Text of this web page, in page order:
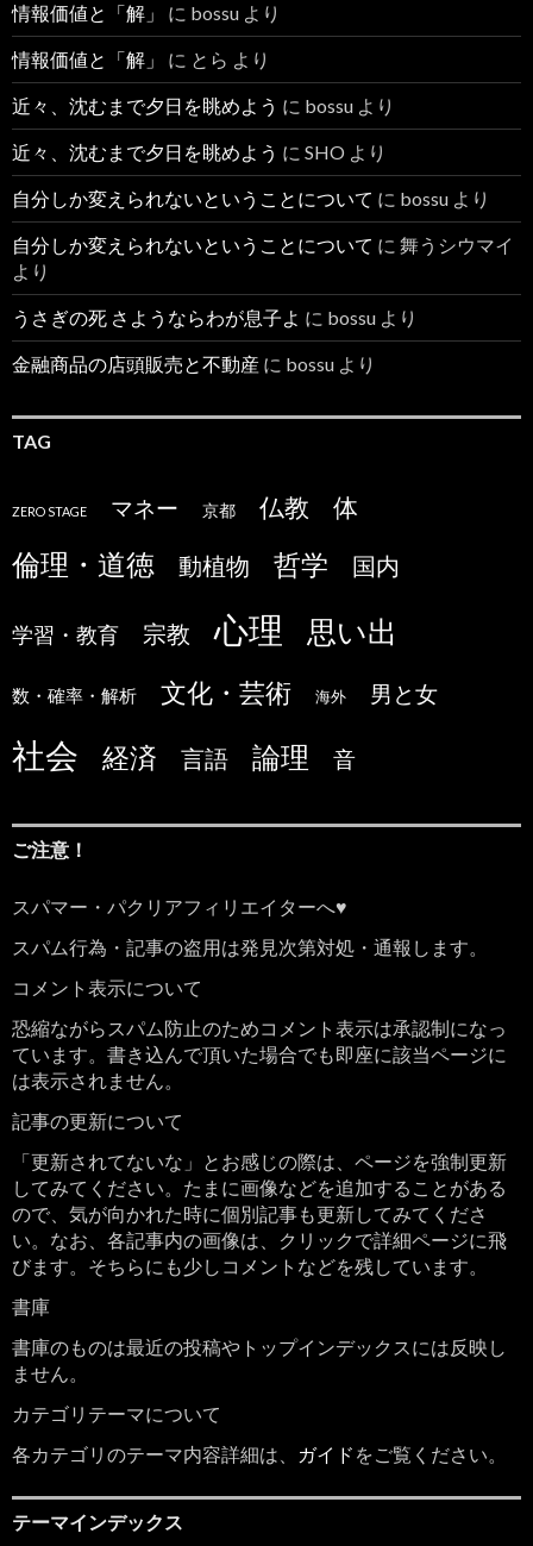
情報価値と「解」 に bossu より
情報価値と「解」 に とら より
近々、沈むまで夕日を眺めよう に bossu より
近々、沈むまで夕日を眺めよう に SHO より
自分しか変えられないということについて に bossu より
自分しか変えられないということについて に 舞うシウマイ
より
うさぎの死 さようならわが息子よ に bossu より
金融商品の店頭販売と不動産 に bossu より
TAG
ZERO STAGE マネー 京都 仏教 体
倫理・道徳 動植物 哲学 国内
学習・教育 宗教 心理 思い出
数・確率・解析 文化・芸術 海外 男と女
社会 経済 言語 論理 音
ご注意！
スパマー・パクリアフィリエイターへ♥
スパム行為・記事の盗用は発見次第対処・通報します。
コメント表示について
恐縮ながらスパム防止のためコメント表示は承認制になっ
ています。書き込んで頂いた場合でも即座に該当ページに
は表示されません。
記事の更新について
「更新されてないな」とお感じの際は、ページを強制更新
してみてください。たまに画像などを追加することがある
ので、気が向かれた時に個別記事も更新してみてくださ
い。なお、各記事内の画像は、クリックで詳細ページに飛
びます。そちらにも少しコメントなどを残しています。
書庫
書庫のものは最近の投稿やトップインデックスには反映し
ません。
カテゴリテーマについて
各カテゴリのテーマ内容詳細は、
ガイド をご覧ください。
テーマインデックス